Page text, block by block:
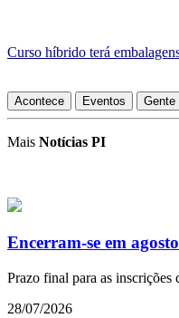
Curso híbrido terá
Acontece Eventos Gente
Mais Notícias PI
Encerram-se em
Prazo final para as
28/07/2026